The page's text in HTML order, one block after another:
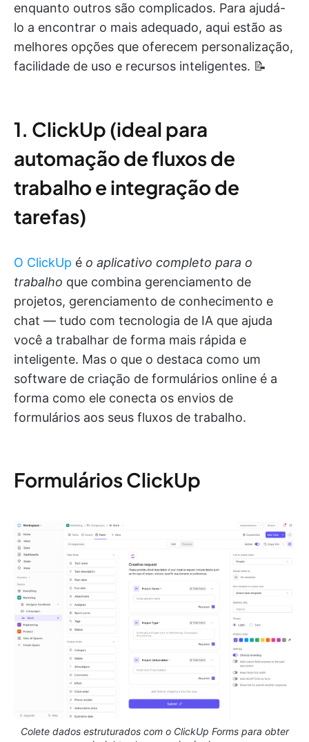
enquanto outros são complicados. Para ajudá-
lo a encontrar o mais adequado, aqui estão as
melhores opções que oferecem personalização,
facilidade de uso e recursos inteligentes. 📝
1. ClickUp (ideal para
automação de fluxos de
trabalho e integração de
tarefas)
O ClickUp é o aplicativo completo para o
trabalho que combina gerenciamento de
projetos, gerenciamento de conhecimento e
chat — tudo com tecnologia de IA que ajuda
você a trabalhar de forma mais rápida e
inteligente. Mas o que o destaca como um
software de criação de formulários online é a
forma como ele conecta os envios de
formulários aos seus fluxos de trabalho.
Formulários ClickUp
Colete dados estruturados com o ClickUp Forms para obter